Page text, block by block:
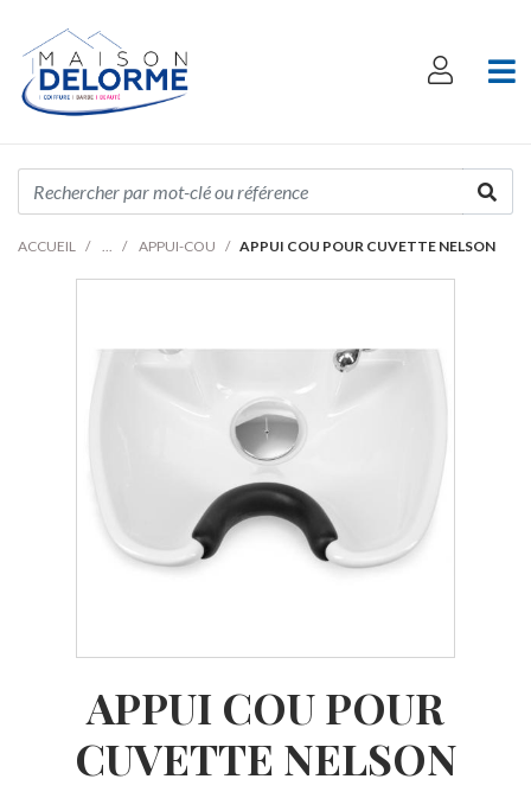
ACCUEIL APPUI-COU APPUI COU POUR CUVETTE NELSON
APPUI COU POUR
CUVETTE NELSON